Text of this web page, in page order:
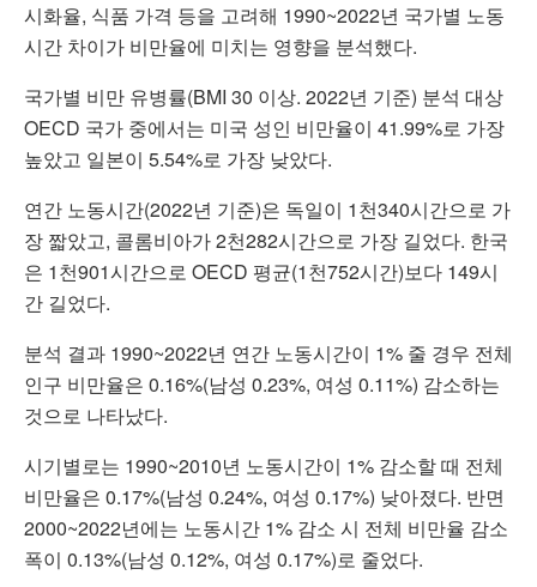
시화율, 식품 가격 등을 고려해 1990~2022년 국가별 노동
시간 차이가 비만율에 미치는 영향을 분석했다.
국가별 비만 유병률(BMI 30 이상. 2022년 기준) 분석 대상
OECD 국가 중에서는 미국 성인 비만율이 41.99%로 가장
높았고 일본이 5.54%로 가장 낮았다.
연간 노동시간(2022년 기준)은 독일이 1천340시간으로 가
장 짧았고, 콜롬비아가 2천282시간으로 가장 길었다. 한국
은 1천901시간으로 OECD 평균(1천752시간)보다 149시
간 길었다.
분석 결과 1990~2022년 연간 노동시간이 1% 줄 경우 전체
인구 비만율은 0.16%(남성 0.23%, 여성 0.11%) 감소하는
것으로 나타났다.
시기별로는 1990~2010년 노동시간이 1% 감소할 때 전체
비만율은 0.17%(남성 0.24%, 여성 0.17%) 낮아졌다. 반면
2000~2022년에는 노동시간 1% 감소 시 전체 비만율 감소
폭이 0.13%(남성 0.12%, 여성 0.17%)로 줄었다.